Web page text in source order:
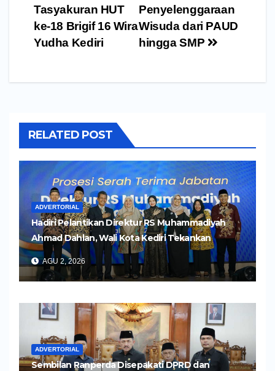
Penyelenggaraan
Wisuda dari PAUD
hingga SMP
Tasyakuran HUT
ke-18 Brigif 16 Wira
Yudha Kediri
RELATED POST
ADVERTORIAL
Hadiri Pelantikan Direktur RS Muhammadiyah
Ahmad Dahlan, Wali Kota Kediri Tekankan
Pelayanan Kesehatan yang Humanis
AGU 2, 2026
ADVERTORIAL
Sembilan Ranperda Disepakati DPRD dan